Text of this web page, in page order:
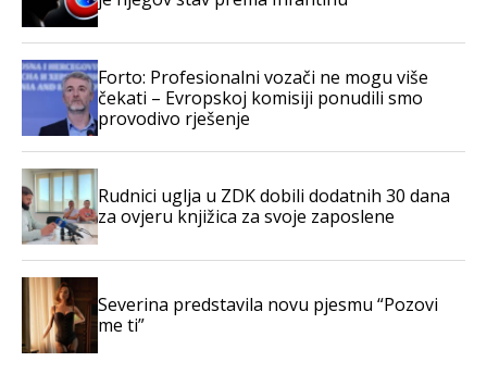
Forto: Profesionalni vozači ne mogu više
čekati – Evropskoj komisiji ponudili smo
provodivo rješenje
Rudnici uglja u ZDK dobili dodatnih 30 dana
za ovjeru knjižica za svoje zaposlene
Severina predstavila novu pjesmu “Pozovi
me ti”